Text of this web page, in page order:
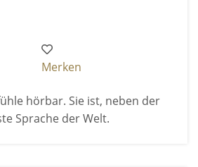
Merken
hörbar. Sie ist, neben der
Sprache der Welt.